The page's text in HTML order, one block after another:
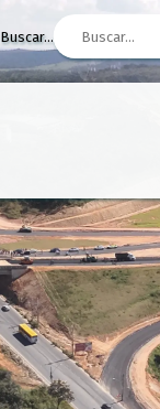
Buscar...